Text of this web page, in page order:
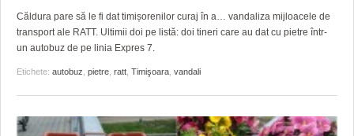
Căldura pare să le fi dat timișorenilor curaj în a… vandaliza mijloacele de
transport ale RATT. Ultimii doi pe listă: doi tineri care au dat cu pietre într-
un autobuz de pe linia Expres 7.
Etichete: autobuz pietre ratt Timişoara vandali